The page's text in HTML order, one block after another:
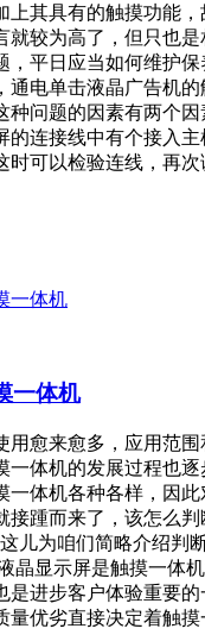
上其具有的触摸功能
就较为高了，但只也
，平日应当如何维护
通电单击液晶广告机
种问题的因素有两个
的连接线中有个接入
时可以检验连线，再
一体机
用愈来愈多，应用范
一体机的发展过程也
一体机各种各样，因
接踵而来了，该怎么
儿为咱们简略介绍判
晶显示屏是触摸一体机
是进步客户体验重要的
量优劣直接决定着触摸